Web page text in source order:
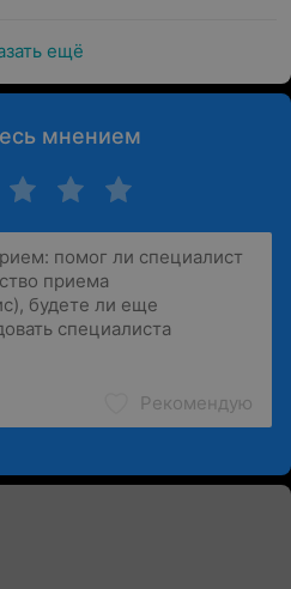
ещё
мнением
Рекомендую